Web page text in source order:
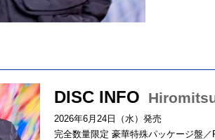
DISC INFO
2026年6月24日（水）発売
完全数量限定 豪華特殊パッケージ盤／